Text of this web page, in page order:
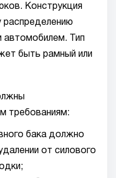
Конструкция
распределению
автомобилем. Тип
быть рамный или
требованиям:
бака должно
от силового